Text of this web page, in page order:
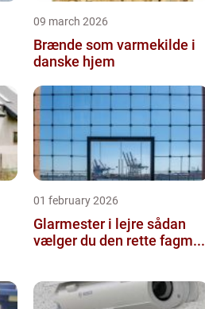
09 march 2026
Brænde som varmekilde i
danske hjem
01 february 2026
Glarmester i lejre sådan
vælger du den rette fagm...